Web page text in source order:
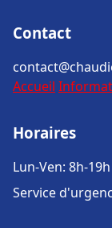
Contact
Accueil
Horaires
Lun-Ven: 8h-19h
Service